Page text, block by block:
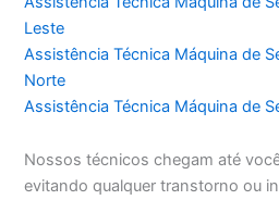
Leste
Assistência Técnica Máquina de
Norte
Assistência Técnica Máquina de
Nossos técnicos chegam até
evitando qualquer transtorno ou